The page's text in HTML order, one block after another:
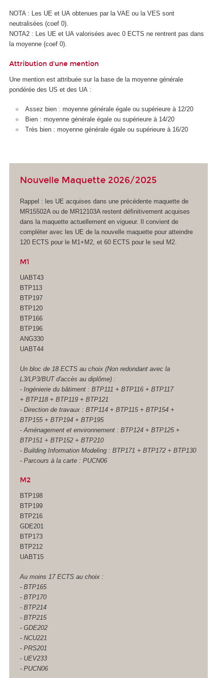
NOTA : Les UE et UA obtenues par la VAE ou la VES sont
neutralisées (coef 0).
NOTA2 : Les UE et UA valorisées avec 0 ECTS ne rentrent pas dans
la moyenne (coef 0).
Attribution d'une mention
Une mention est attribuée sur la base de la moyenne générale
pondérée des US et des UA :
Assez bien : moyenne générale égale ou supérieure à 12/20
Bien : moyenne générale égale ou supérieure à 14/20
Très bien : moyenne générale égale ou supérieure à 16/20
Nouvelle Maquette 2026/2025
Rappel : les UE acquises dans une précédente maquette de
MR15502A ou de MR12103A restent définitivement acquises
dans la maquette actuellement en vigueur. Il convient de
compléter avec les UE de la nouvelle maquette pour atteindre
120 ECTS pour le M1+M2, et 60 ECTS pour le seul M2.
M1
UABT43
BTP113
BTP197
BTP120
BTP166
BTP196
ANG330
UABT44
Un bloc de 18 ECTS au choix (Non redondant avec la
L3/LP3/BUT d'accès au diplôme) :
- Ingénierie du bâtiment : BTP111 + BTP116 + BTP117
+ BTP118 + BTP119 + BTP121
- Direction de travaux : BTP114 + BTP115 + BTP154 +
BTP155 + BTP194 + BTP195
- Aménagement et environnement : BTP124 + BTP125 +
BTP151 + BTP152 + BTP210
- Building Information Modeling : BTP171 + BTP172 + BTP130
- Parcours à la carte : PUCN06
M2
BTP198
BTP199
BTP216
GDE201
BTP173
BTP212
UABT15
Au moins 17 ECTS au choix :
- BTP165
- BTP170
- BTP214
- BTP215
- GDE202
- NCU221
- PRS201
- UEV233
- PUCN06